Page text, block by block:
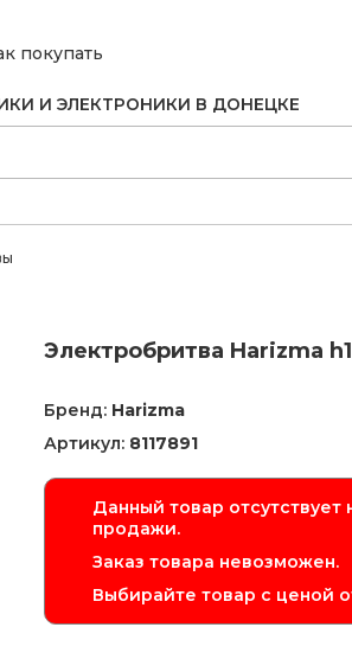
покупать
И ЭЛЕКТРОНИКИ В ДОНЕЦКЕ
Электробритва Harizma
Бренд: Harizma
Артикул: 8117891
Данный товар отсутствует
продажи.
Заказ товара невозможен.
Выбирайте товар с ценой